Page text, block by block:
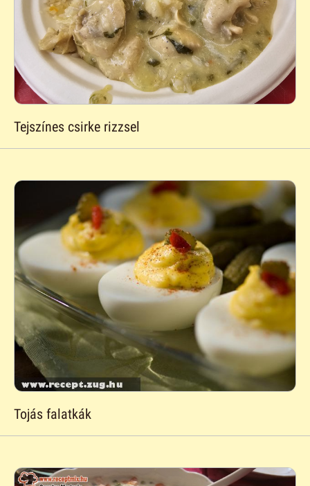
Tejszínes csirke rizzsel
Tojás falatkák